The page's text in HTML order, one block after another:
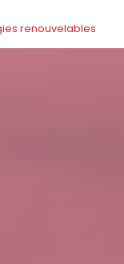
renouvelables